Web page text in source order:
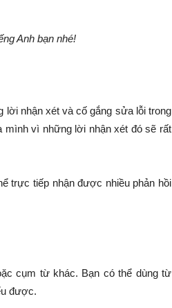
Anh bạn nhé!
lời nhận xét và cố gắng sửa lỗi trong
vì những lời nhận xét đó sẽ rất
trực tiếp nhận được nhiều phản hồi
cụm từ khác. Bạn có thể dùng từ
được.